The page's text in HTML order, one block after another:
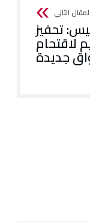
تحفيز
لاقتحام
جديدة